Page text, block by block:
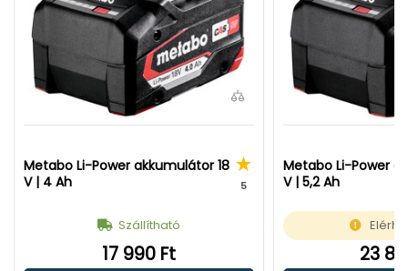
Metabo Li-Power akkumulátor 18
V | 4 Ah
5
Szállítható
17 990 Ft
Metabo Li-Power
V | 5,2 Ah
23